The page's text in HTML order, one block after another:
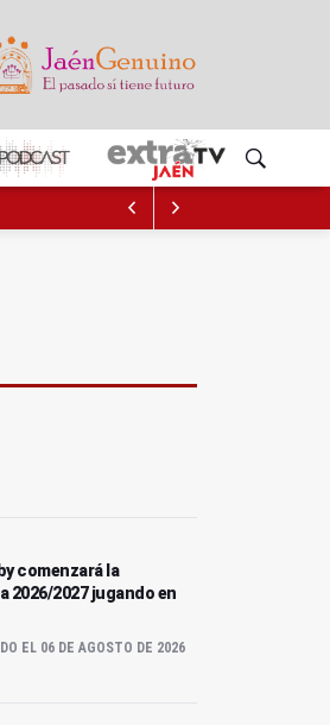
comenzará la
2026/2027 jugando en
EL 06 DE AGOSTO DE 2026